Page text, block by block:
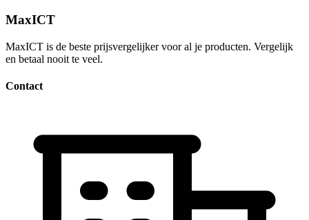
MaxICT
MaxICT is de beste prijsvergelijker voor al je producten. Vergelijk
en betaal nooit te veel.
Contact